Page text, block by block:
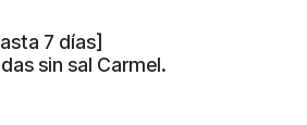
7 días]
sin sal Carmel.